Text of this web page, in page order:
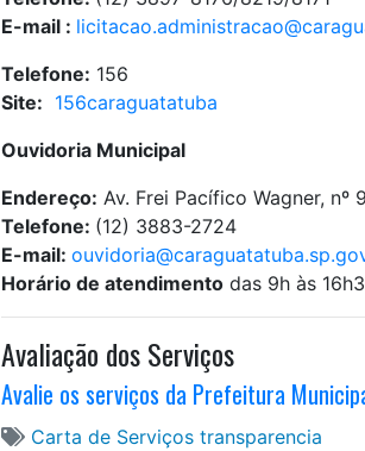
E-mail :
Telefone: 156
Site: 156caraguatatuba
Ouvidoria Municipal
Endereço: Av. Frei Pacífico Wagner, nº
Telefone: (12) 3883-2724
E-mail:
Horário de atendimento das 9h às
Avaliação dos Serviços
Avalie os serviços da Prefeitura
Carta de Serviços transparencia